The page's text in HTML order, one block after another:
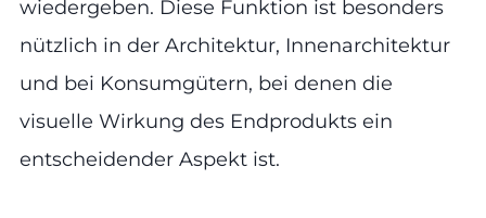
wiedergeben. Diese Funktion ist besonders
nützlich in der Architektur, Innenarchitektur
und bei Konsumgütern, bei denen die
visuelle Wirkung des Endprodukts ein
entscheidender Aspekt ist.